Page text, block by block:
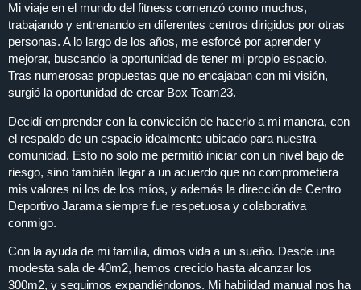
Mi viaje en el mundo del fitness comenzó como muchos,
trabajando y entrenando en diferentes centros dirigidos por otras
personas. A lo largo de los años, me esforcé por aprender y
mejorar, buscando la oportunidad de tener mi propio espacio.
Tras numerosas propuestas que no encajaban con mi visión,
surgió la oportunidad de crear Box Team23.
Decidí emprender con la convicción de hacerlo a mi manera, con
el respaldo de un espacio idealmente ubicado para nuestra
comunidad. Esto no solo me permitió iniciar con un nivel bajo de
riesgo, sino también llegar a un acuerdo que no comprometiera
mis valores ni los de los míos, y además la dirección de Centro
Deportivo Jarama siempre fue respetuosa y colaborativa
conmigo.
Con la ayuda de mi familia, dimos vida a un sueño. Desde una
modesta sala de 40m2, hemos crecido hasta alcanzar los
300m2, y seguimos expandiéndonos. Mi habilidad manual nos ha